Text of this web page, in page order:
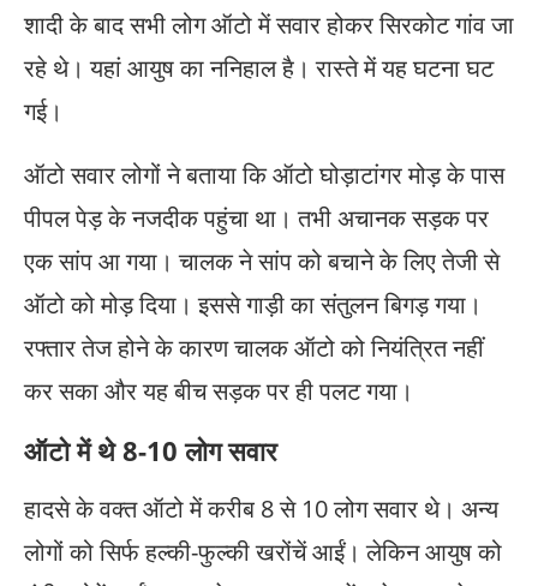
शादी के बाद सभी लोग ऑटो में सवार होकर सिरकोट गांव जा
रहे थे। यहां आयुष का ननिहाल है। रास्ते में यह घटना घट
गई।
ऑटो सवार लोगों ने बताया कि ऑटो घोड़ाटांगर मोड़ के पास
पीपल पेड़ के नजदीक पहुंचा था। तभी अचानक सड़क पर
एक सांप आ गया। चालक ने सांप को बचाने के लिए तेजी से
ऑटो को मोड़ दिया। इससे गाड़ी का संतुलन बिगड़ गया।
रफ्तार तेज होने के कारण चालक ऑटो को नियंत्रित नहीं
कर सका और यह बीच सड़क पर ही पलट गया।
ऑटो में थे 8-10 लोग सवार
​हादसे के वक्त ऑटो में करीब 8 से 10 लोग सवार थे। अन्य
लोगों को सिर्फ हल्की-फुल्की खरोंचें आईं। लेकिन आयुष को